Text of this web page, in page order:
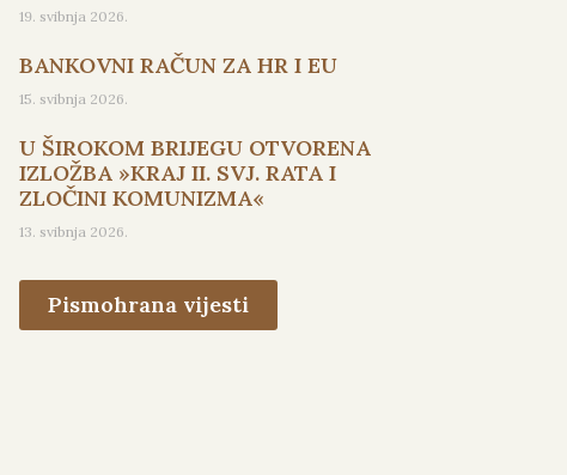
19. svibnja 2026.
BANKOVNI RAČUN ZA HR I EU
15. svibnja 2026.
U ŠIROKOM BRIJEGU OTVORENA
IZLOŽBA »KRAJ II. SVJ. RATA I
ZLOČINI KOMUNIZMA«
13. svibnja 2026.
Pismohrana vijesti